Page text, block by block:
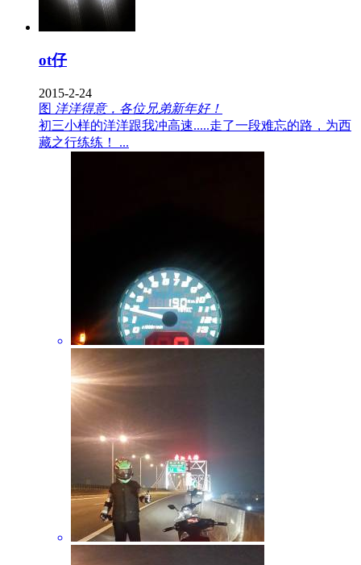
ot仔
2015-2-24
图 洋洋得意，各位兄弟新年好！
初三小样的洋洋跟我冲高速.....走了一段难忘的路，为西
藏之行练练！ ...